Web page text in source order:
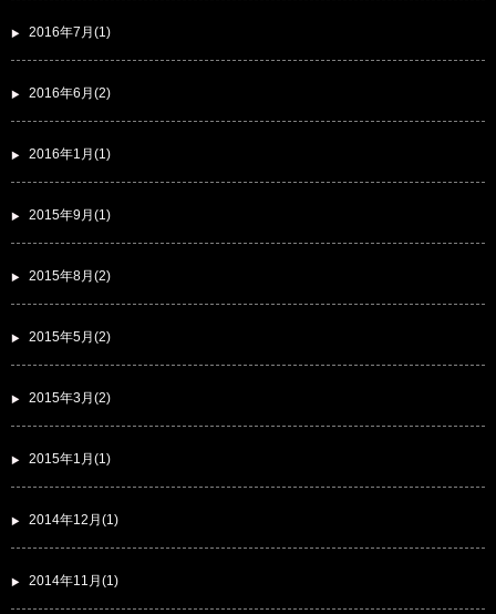
2016年7月(1)
2016年6月(2)
2016年1月(1)
2015年9月(1)
2015年8月(2)
2015年5月(2)
2015年3月(2)
2015年1月(1)
2014年12月(1)
2014年11月(1)